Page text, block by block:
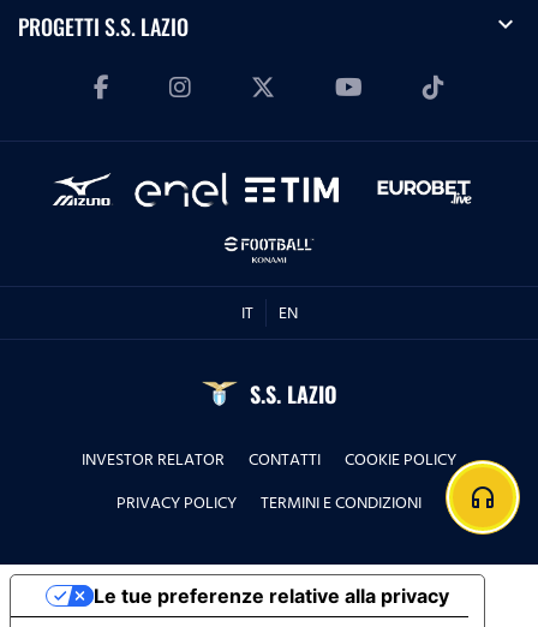
PROGETTI S.S. LAZIO expand_more
IT EN
S.S. LAZIO
INVESTOR RELATOR CONTATTI
COOKIE POLICY
PRIVACY POLICY
TERMINI E CONDIZIONI headphones
Le tue preferenze relative alla privacy